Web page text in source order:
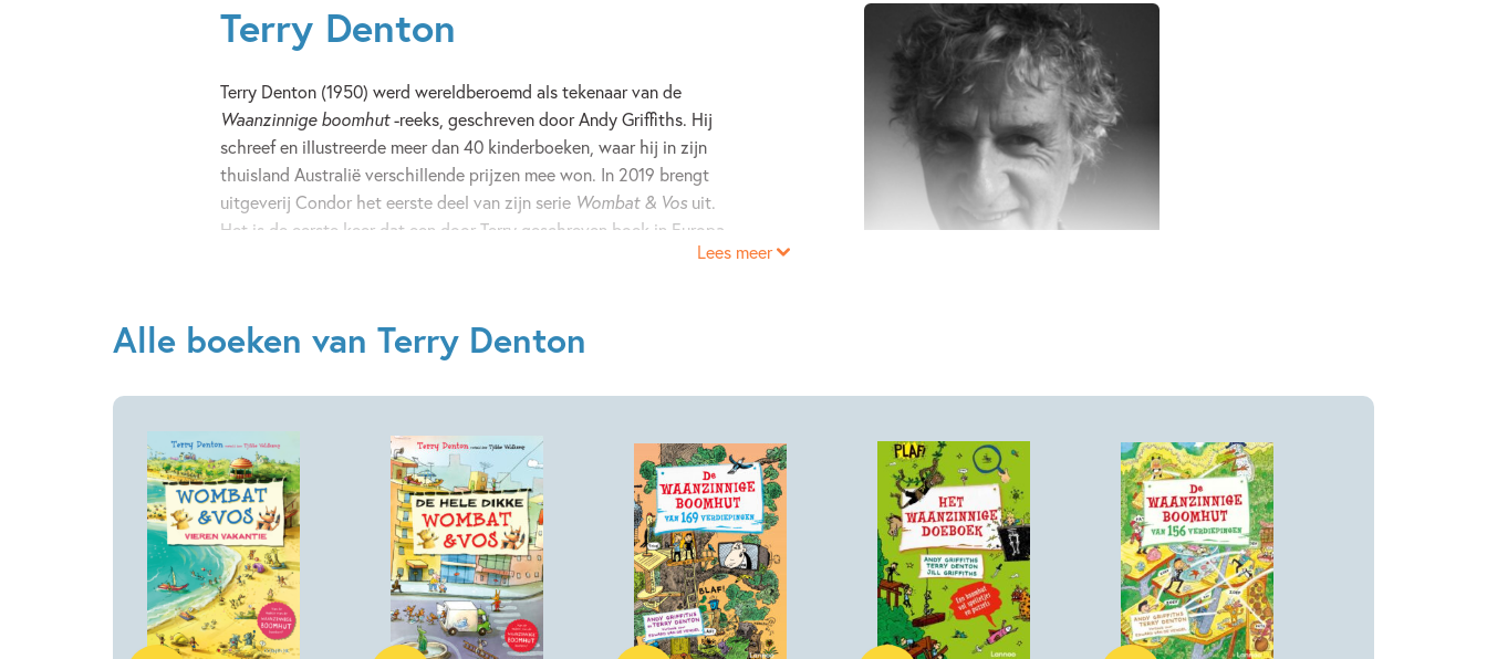
Terry Denton
Terry Denton (1950) werd wereldberoemd als tekenaar van de
Waanzinnige boomhut-reeks, geschreven door Andy Griffiths. Hij
schreef en illustreerde meer dan 40 kinderboeken, waar hij in zijn
thuisland Australië verschillende prijzen mee won. In 2019 brengt
uitgeverij Condor het eerste deel van zijn serie Wombat & Vos uit.
Het is de eerste keer dat een door Terry geschreven boek in Europa
Lees meer
Alle boeken van Terry Denton
E-book Hardcover
E-book
Paperback
Hardcover